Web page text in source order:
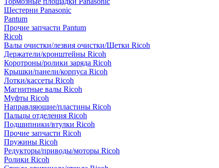
Шестерни Panasonic
Pantum
Прочие запчасти Pantum
Ricoh
Валы очистки/лезвия очистки/Щетки Ricoh
Держатели/кронштейны Ricoh
Коротроны/ролики заряда Ricoh
Крышки/панели/корпуса Ricoh
Лотки/кассеты Ricoh
Магнитные валы Ricoh
Муфты Ricoh
Направляющие/пластины Ricoh
Пальцы отделения Ricoh
Подшипники/втулки Ricoh
Прочие запчасти Ricoh
Пружины Ricoh
Редукторы/приводы/моторы Ricoh
Ролики Ricoh